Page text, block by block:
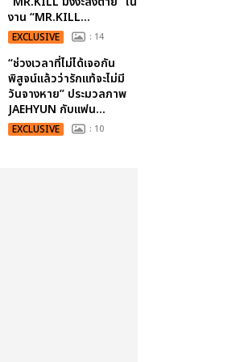
งาน “MR.KILL...
EXCLUSIVE : 14
“ช่วงเวลาที่ไม่ได้เจอกัน
พิสูจน์แล้วว่ารักแท้จะไม่มี
วันจางหาย” ประมวลภาพ
JAEHYUN กับแฟน...
EXCLUSIVE : 10